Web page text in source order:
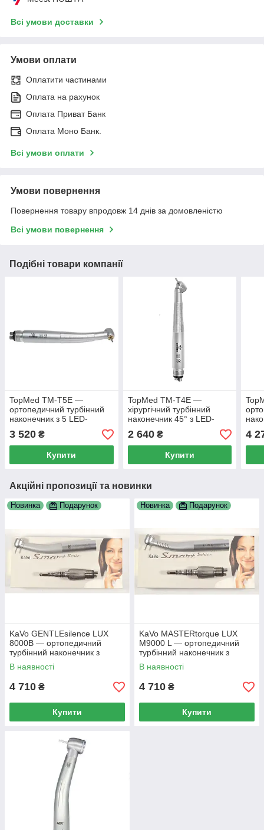
Всі умови доставки
Умови оплати
Оплатити частинами
Оплата на рахунок
Оплата Приват Банк
Оплата Моно Банк.
Всі умови оплати
Умови повернення
Повернення товару впродовж 14 днів за домовленістю
Всі умови повернення
Подібні товари компанії
TopMed TM-T5E —
ортопедичний турбінний
наконечник з 5 LED-
підсвічуванням, японські
підшипники, М4
3 520 ₴
Купити
TopMed TM-T4E —
хірургічний турбінний
наконечник 45° з LED-
підсвіткою, М4
2 640₴
Купити
4
Акційні пропозиції та новинки
Новинка Подарунок
KaVo GENTLEsilence LUX
8000B — ортопедичний
турбінний наконечник з
фіброоптикою, з адаптером
MULTIflex (М6)
В наявності
4 710 ₴
Купити
Новинка Подарунок
KaVo MASTERtorque LUX
M9000 L — ортопедичний
турбінний наконечник з
фіброоптикою, з адаптером
MULTIflex (М6)
В наявності
4 710 ₴
Купити